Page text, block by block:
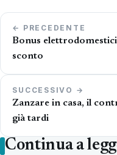
Navigazione
articoli
← PRECEDENTE
Bonus
sconto
SUCCESSIVO →
Zanzare in casa, il
già tardi
Continua a